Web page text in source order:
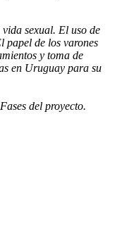
sexual. El uso de
papel de los varones
y toma de
en Uruguay para su
del proyecto.